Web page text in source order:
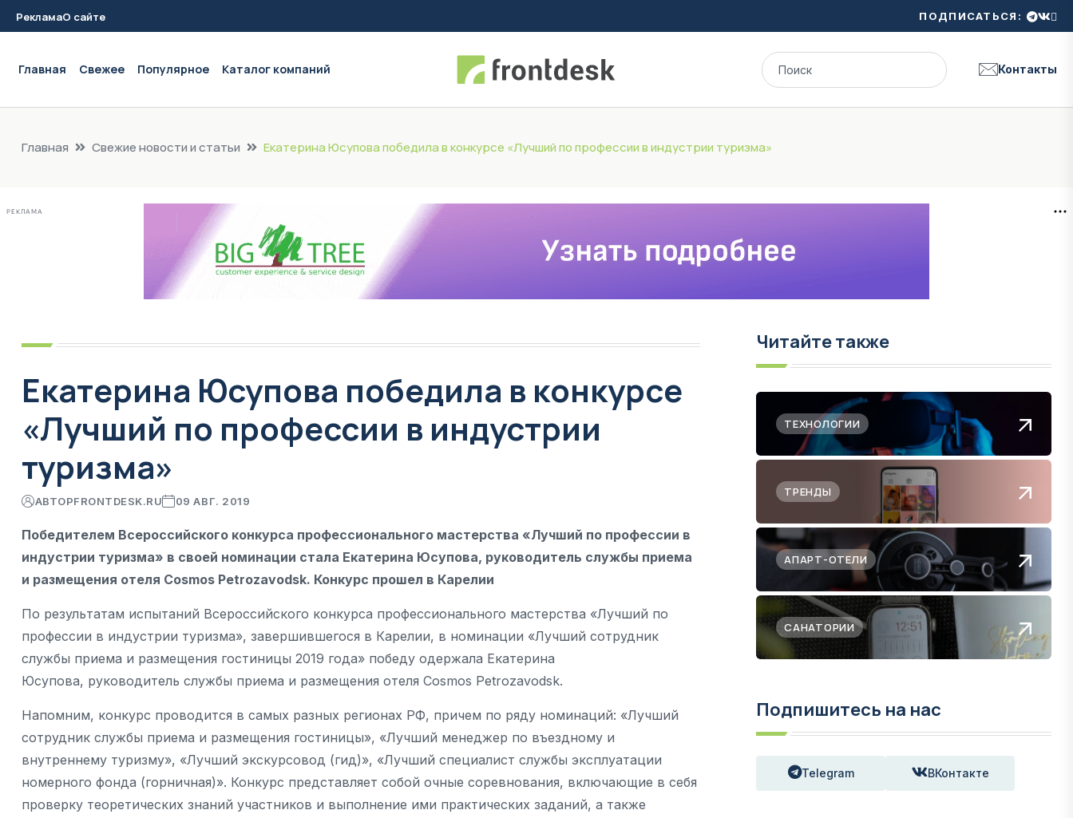
РекламаО сайте ПОДПИСАТЬСЯ:
Главная Свежее Популярное Каталог компаний Контакты
Главная Свежие новости и статьи Екатерина Юсупова победила в конкурсе «Лучший по профессии в индустрии туризма»
РЕКЛАМА
Екатерина Юсупова победила в конкурсе
«Лучший по профессии в индустрии
туризма»
АВТОРFRONTDESK.RU 09 АВГ. 2019
Победителем Всероссийского конкурса профессионального мастерства «Лучший по профессии в
индустрии туризма» в своей номинации стала Екатерина Юсупова, руководитель службы приема
и размещения отеля Cosmos Petrozavodsk. Конкурс прошел в Карелии
По результатам испытаний Всероссийского конкурса профессионального мастерства «Лучший по
профессии в индустрии туризма», завершившегося в Карелии, в номинации «Лучший сотрудник
службы приема и размещения гостиницы 2019 года» победу одержала Екатерина
Юсупова, руководитель службы приема и размещения отеля Cosmos Petrozavodsk.
Напомним, конкурс проводится в самых разных регионах РФ, причем по ряду номинаций: «Лучший
сотрудник службы приема и размещения гостиницы», «Лучший менеджер по въездному и
внутреннему туризму», «Лучший экскурсовод (гид)», «Лучший специалист службы эксплуатации
номерного фонда (горничная)». Конкурс представляет собой очные соревнования, включающие в себя
проверку теоретических знаний участников и выполнение ими практических заданий, а также
Читайте также
ТЕХНОЛОГИИ
ТРЕНДЫ
АПАРТ-ОТЕЛИ
САНАТОРИИ
Подпишитесь на нас
Telegram ВКонтакте